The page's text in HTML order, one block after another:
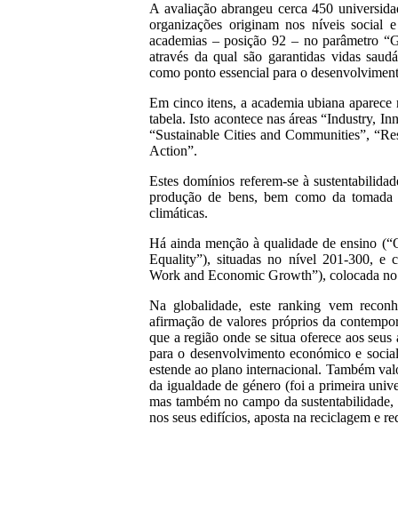
A avaliação abrangeu cerca 450
organizações originam nos níveis social
academias – posição 92 – no parâmetro
através da qual são garantidas vidas
como ponto essencial para o
Em cinco itens, a academia ubiana
tabela. Isto acontece nas áreas “Industry,
“Sustainable Cities and Communities”,
Action”.
Estes domínios referem-se à
produção de bens, bem como da tomada
climáticas.
Há ainda menção à qualidade de ensino
Equality”), situadas no nível 201-300, e
Work and Economic Growth”), colocada
Na globalidade, este ranking vem
afirmação de valores próprios da
que a região onde se situa oferece aos
para o desenvolvimento económico e
estende ao plano internacional. Também
da igualdade de género (foi a primeira
mas também no campo da
nos seus edifícios, aposta na reciclagem e